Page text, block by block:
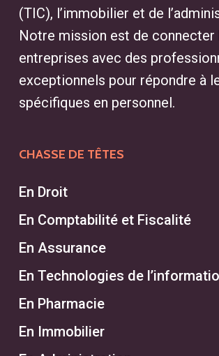
(TIC), l’immobilier et de
Notre mission est de connecter
entreprises avec des
exceptionnels pour répondre à
spécifiques en personnel.
CHASSE DE TÊTES
En Droit
En Comptabilité et Fiscalité
En Assurance
En Technologies de
En Pharmacie
En Immobilier